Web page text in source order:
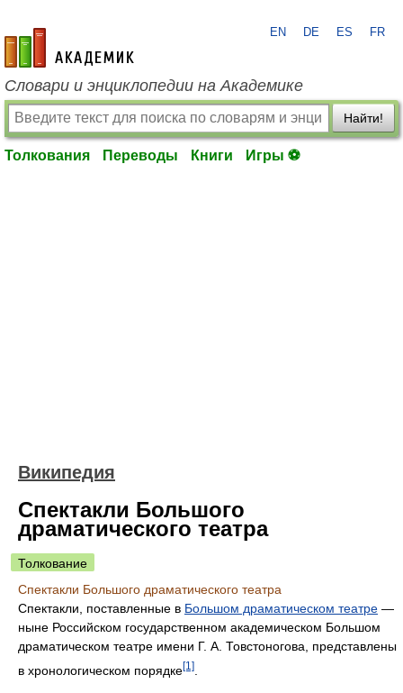
academic.ru
EN DE ES FR
Словари и энциклопедии на Академике
Найти!
Толкования Переводы Книги Игры ⚽
Википедия
Спектакли Большого
драматического театра
Толкование
Спектакли Большого драматического театра
Спектакли, поставленные в Большом драматическом театре —
ныне Российском государственном академическом Большом
драматическом театре имени Г. А. Товстоногова, представлены
в хронологическом порядке[1]